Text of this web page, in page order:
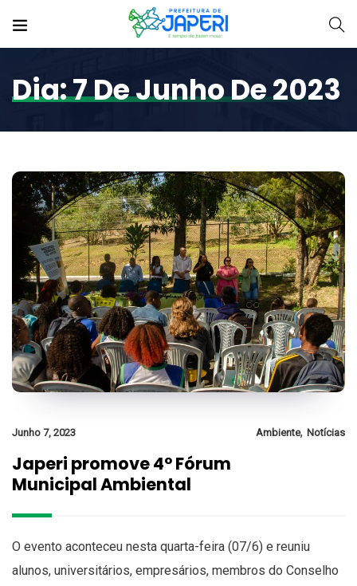
Dia:7 De Junho De 2023
Junho 7, 2023 Ambiente, Notícias
Japeri promove 4° Fórum
Municipal Ambiental
O evento aconteceu nesta quarta-feira (07/6) e reuniu
alunos, universitários, empresários, membros do Conselho